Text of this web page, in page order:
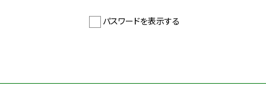
パスワードを表示する